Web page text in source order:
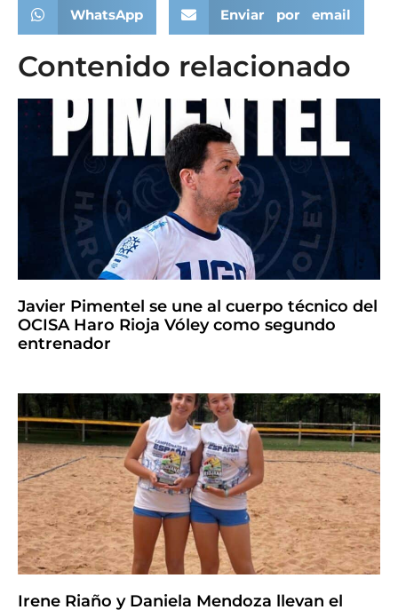
WhatsApp Enviar por email
Contenido relacionado
Javier Pimentel se une al cuerpo técnico del
OCISA Haro Rioja Vóley como segundo
entrenador
Irene Riaño y Daniela Mendoza llevan el